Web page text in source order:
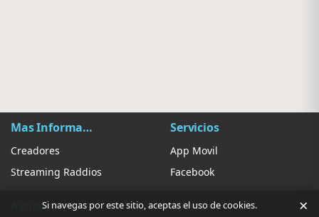
Mas Información
Creadores
Streaming Raddios
Servicios
App Movil
Facebook
Ayuda Ajustes
Si navegas por este sitio, aceptas el uso de cookies. ×